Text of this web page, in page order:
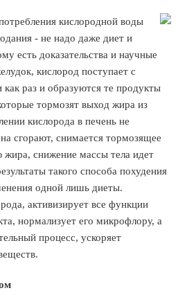
кислородной воды
- не надо даже диет и
есть доказательства и научные
кислород поступает с
раз и образуются те продукты
тормозят выход жира из
кислорода в печень не
сгорают, снимается тормозящее
снижение массы тела идет
такого способа похудения
одной лишь диеты.
активизирует все функции
нормализует его микрофлору, а
процесс, ускоряет